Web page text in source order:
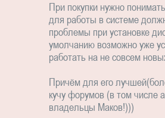
При покупки нужно
для работы в системе
проблемы при установке
умолчанию возможно уже
работать на не совсем
Причём для его
кучу форумов (в том числе
владельцы Маков!)))